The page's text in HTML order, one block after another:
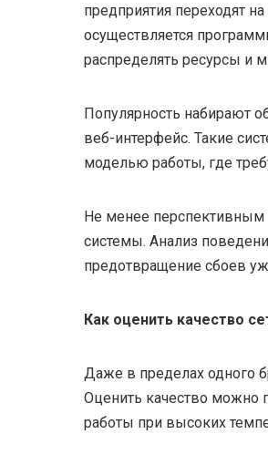
предприятия переходят
осуществляется
распределять ресурсы и
Популярность набирают
веб-интерфейс. Такие
моделью работы, где
Не менее перспективным
системы. Анализ
предотвращение сбоев
Как оценить качество
Даже в пределах одного
Оценить качество можно
работы при высоких